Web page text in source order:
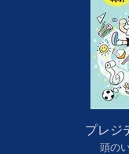
プレジ
頭の